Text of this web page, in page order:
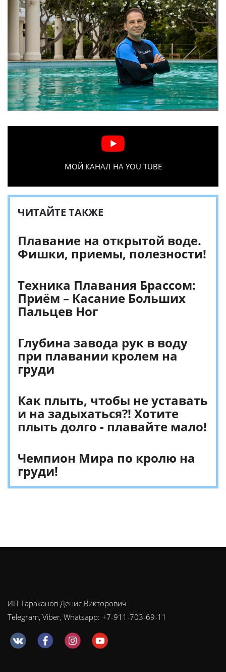
МОЙ КАНАЛ НА YOU TUBE
ЧИТАЙТЕ ТАКЖЕ
Плавание на открытой воде.
Фишки, приемы, полезности!
Техника Плавания Брассом:
Приём – Касание Больших
Пальцев Ног
Глубина завода рук в воду
при плавании кролем на
груди
Как плыть, чтобы не уставать
и на задыхаться?! Хотите
плыть долго - плавайте мало!
Чемпион Мира по кролю на
груди!
ИП Тараканов Денис Викторович
Telegram, Viber, Whatsapp: +7-911-703-69-11